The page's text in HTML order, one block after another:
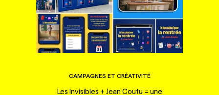
CAMPAGNES ET CRÉATIVITÉ
Les Invisibles + Jean Coutu = une